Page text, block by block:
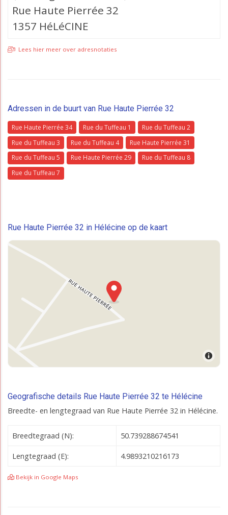
Rue Haute Pierrée 32
1357 HéLéCINE
Lees hier meer over adresnotaties
Adressen in de buurt van Rue Haute Pierrée 32
Rue Haute Pierrée 34 Rue du Tuffeau 1
Rue du Tuffeau 2
Rue du Tuffeau 3
Rue du Tuffeau 4
Rue Haute Pierrée 31
Rue du Tuffeau 5
Rue Haute Pierrée 29
Rue du Tuffeau 8
Rue du Tuffeau 7
Rue Haute Pierrée 32 in Hélécine op de kaart
Geografische details Rue Haute Pierrée 32 te Hélécine
Breedte- en lengtegraad van Rue Haute Pierrée 32 in Hélécine.
Breedtegraad (N): 50.739288674541
Lengtegraad (E): 4.9893210216173
Bekijk in Google Maps